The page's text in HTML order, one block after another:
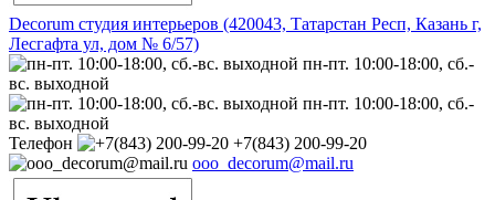
Decorum студия интерьеров (420043, Татарстан Респ, Казань г,
Лесгафта ул, дом № 6/57)
пн-пт. 10:00-18:00, сб.-
вс. выходной
пн-пт. 10:00-18:00, сб.-
вс. выходной
Телефон
+7(843) 200-99-20
ooo_decorum@mail.ru